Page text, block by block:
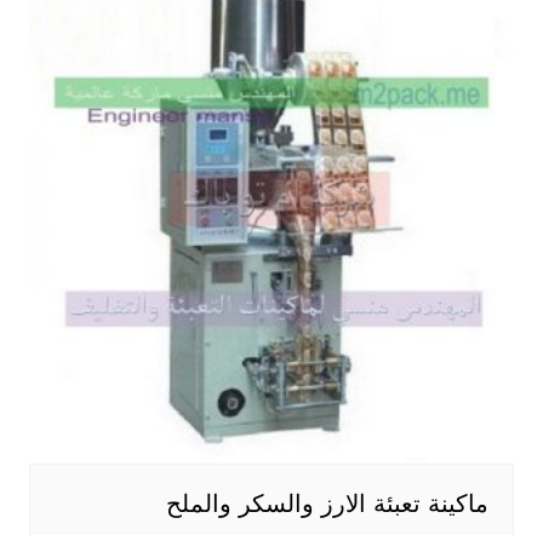
ماكينة تعبئة الارز والسكر والملح